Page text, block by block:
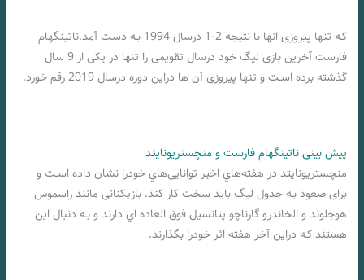
کـه تنها پیروزی انها با نتیجه 2-1 درسال 1994 بـه دست آمد.ناتینگهام
فارست آخرین بازی لیگ خود درسال تقویمی را تنها در یکی از 9 سال
گذشته برده اسـت و تنها پیروزی آن ها دراین دوره درسال 2019 رقم خورد.
پیش بینی ناتینگهام فارست و منچستریونایتد
منچستریونایتد در هفته‌هاي‌ اخیر توانایی‌هاي‌ خودرا نشان داده اسـت و
برای صعود بـه جدول لیگ باید سخت کار کند. بازیکنانی مانند راسموس
هوجلوند و الخاندرو گارناچو پتانسیل فوق العاده اي دارند و بـه دنبال این
هستند کـه دراین آخر هفته اثر خودرا بگذارند.